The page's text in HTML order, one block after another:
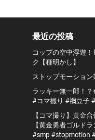
最近の投稿
コップの空中浮遊
ク【種明かし】
ストップモーション
ラッキー無一郎！
#コマ撮り #禰豆子
【コマ撮り】黄金
【黄金勇者ゴルド
#smp #stopmotion